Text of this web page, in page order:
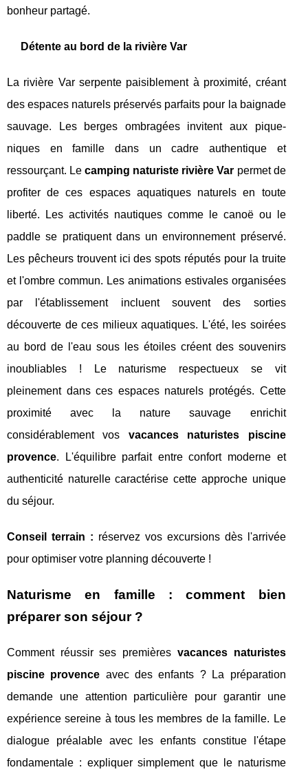
bonheur partagé.
Détente au bord de la rivière Var
La rivière Var serpente paisiblement à proximité, créant
des espaces naturels préservés parfaits pour la baignade
sauvage. Les berges ombragées invitent aux pique-
niques en famille dans un cadre authentique et
ressourçant. Lecamping naturiste rivière Var permet de
profiter de ces espaces aquatiques naturels en toute
liberté. Les activités nautiques comme le canoë ou le
paddle se pratiquent dans un environnement préservé.
Les pêcheurs trouvent ici des spots réputés pour la truite
et l'ombre commun. Les animations estivales organisées
par l'établissement incluent souvent des sorties
découverte de ces milieux aquatiques. L'été, les soirées
au bord de l'eau sous les étoiles créent des souvenirs
inoubliables ! Le naturisme respectueux se vit
pleinement dans ces espaces naturels protégés. Cette
proximité avec la nature sauvage enrichit
considérablement vos vacances naturistes piscine
provence. L'équilibre parfait entre confort moderne et
authenticité naturelle caractérise cette approche unique
du séjour.
Conseil terrain : réservez vos excursions dès l'arrivée
pour optimiser votre planning découverte !
Naturisme en famille : comment bien
préparer son séjour ?
Comment réussir ses premières vacances naturistes
piscine provence avec des enfants ? La préparation
demande une attention particulière pour garantir une
expérience sereine à tous les membres de la famille. Le
dialogue préalable avec les enfants constitue l'étape
fondamentale : expliquer simplement que le naturisme